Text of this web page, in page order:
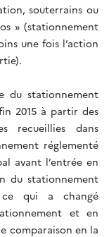
souterrains ou
» (stationnement
une fois l’action
du stationnement
2015 à partir des
recueillies dans
réglementé
avant l’entrée en
du stationnement
qui a changé
et en
comparaison en la